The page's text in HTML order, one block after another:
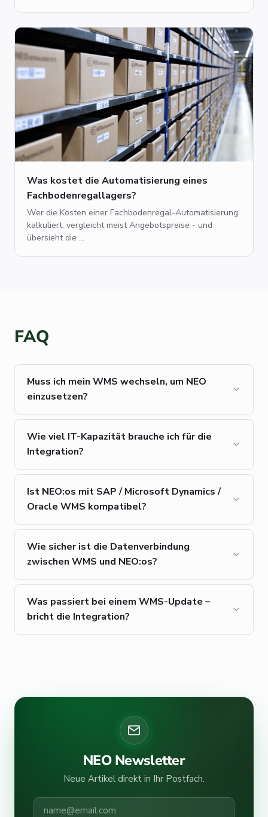
Was kostet die Automatisierung eines
Fachbodenregallagers?
Wer die Kosten einer Fachbodenregal-Automatisierung
kalkuliert, vergleicht meist Angebotspreise - und
übersieht die ...
FAQ
Muss ich mein WMS wechseln, um NEO
einzusetzen?
Wie viel IT-Kapazität brauche ich für die
Integration?
Ist NEO:os mit SAP / Microsoft Dynamics /
Oracle WMS kompatibel?
Wie sicher ist die Datenverbindung
zwischen WMS und NEO:os?
Was passiert bei einem WMS-Update –
bricht die Integration?
NEO Newsletter
Neue Artikel direkt in Ihr Postfach.